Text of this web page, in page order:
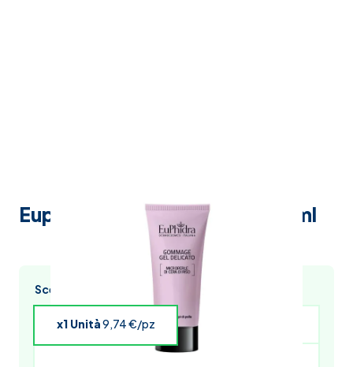
Euphidra gommage gel del.75ml
Scegli l’acquisto multiplo e risparmia
x1 Unità9,74 €/pz x4 Unità